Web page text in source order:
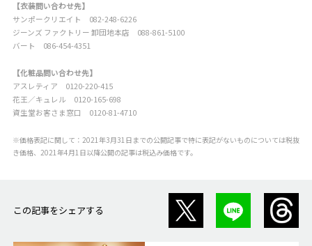
【衣装問い合わせ先】
サンポークリエイト 082-248-6226
ジーンズ ファクトリー 卸団地本店 088-861-5100
バート 086-454-4351
【化粧品問い合わせ先】
アスレティア 0120-220-415
花王／キュレル 0120-165-698
資生堂お客さま窓口 0120-81-4710
※価格表記に関して：2021年3月31日までの公開記事で特に表記がないものについては税抜
き価格、2021年4月1日以降公開の記事は税込み価格です。
この記事をシェアする